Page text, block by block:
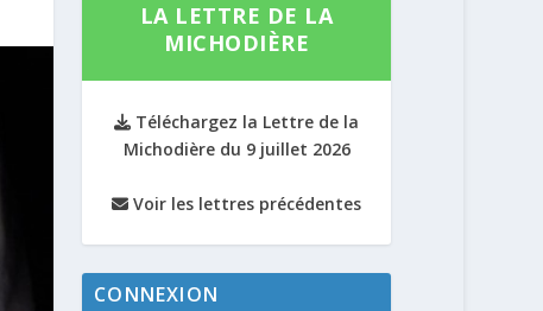
LA LETTRE DE LA
MICHODIÈRE
Téléchargez la Lettre de la
Michodière du 9 juillet 2026
Voir les lettres précédentes
CONNEXION